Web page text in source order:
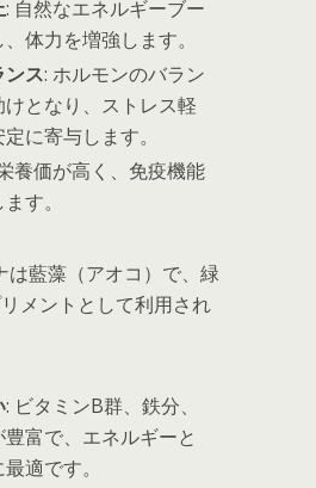
: 自然なエネルギーブー
体力を増強します。
ンス: ホルモンのバラン
となり、ストレス軽
に寄与します。
養価が高く、免疫機能
す。
は藍藻（アオコ）で、緑
メントとして利用され
: ビタミンB群、鉄分、
富で、エネルギーと
適です。